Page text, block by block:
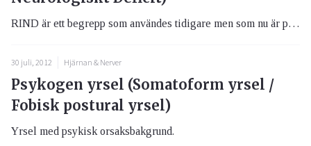
RIND är ett begrepp som användes tidigare men som nu är på väg bort. Neurologiska symtom som varar från 1 till i högst 2...
30 juli, 2012 Hjärnan & Nerver
Psykogen yrsel (Somatoform yrsel /
Fobisk postural yrsel)
Yrsel med psykisk orsaksbakgrund.